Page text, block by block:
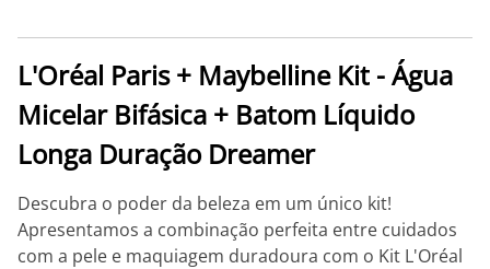
L'Oréal Paris + Maybelline Kit - Água
Micelar Bifásica + Batom Líquido
Longa Duração Dreamer
Descubra o poder da beleza em um único kit!
Apresentamos a combinação perfeita entre cuidados
com a pele e maquiagem duradoura com o Kit L'Oréal